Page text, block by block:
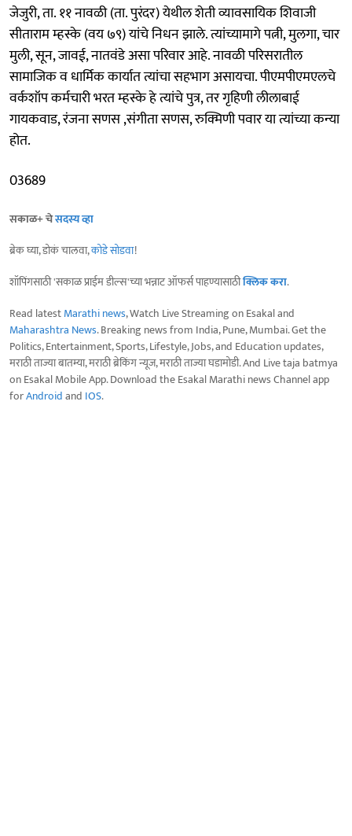
जेजुरी, ता. ११ नावळी (ता. पुरंदर) येथील शेती व्यावसायिक शिवाजी
सीताराम म्हस्के (वय ७९) यांचे निधन झाले. त्यांच्यामागे पत्नी, मुलगा, चार
मुली, सून, जावई, नातवंडे असा परिवार आहे. नावळी परिसरातील
सामाजिक व धार्मिक कार्यात त्यांचा सहभाग असायचा. पीएमपीएमएलचे
वर्कशॉप कर्मचारी भरत म्हस्के हे त्यांचे पुत्र, तर गृहिणी लीलाबाई
गायकवाड, रंजना सणस ,संगीता सणस, रुक्मिणी पवार या त्यांच्या कन्या
होत.
03689
सकाळ+ चेसदस्य व्हा
ब्रेक घ्या, डोकं चालवा,कोडे सोडवा!
शॉपिंगसाठी 'सकाळ प्राईम डील्स'च्या भन्नाट ऑफर्स पाहण्यासाठीक्लिक करा.
Read latestMarathi news, Watch Live Streaming on Esakal and
Maharashtra News. Breaking news from India, Pune, Mumbai. Get the
Politics, Entertainment, Sports, Lifestyle, Jobs, and Education updates,
मराठी ताज्या बातम्या, मराठी ब्रेकिंग न्यूज, मराठी ताज्या घडामोडी. And Live taja batmya
on Esakal Mobile App. Download the Esakal Marathi news Channel app
forAndroidand IOS.